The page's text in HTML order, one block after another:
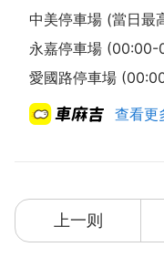
中美停車場 (當日最
永嘉停車場 (00:00-
愛國路停車場
查看更
上一则